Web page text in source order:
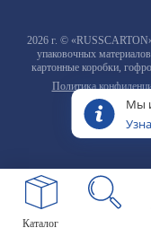
Каталог
2026 г. ©
упаковочных
картонные коробки,
Политика
Мы